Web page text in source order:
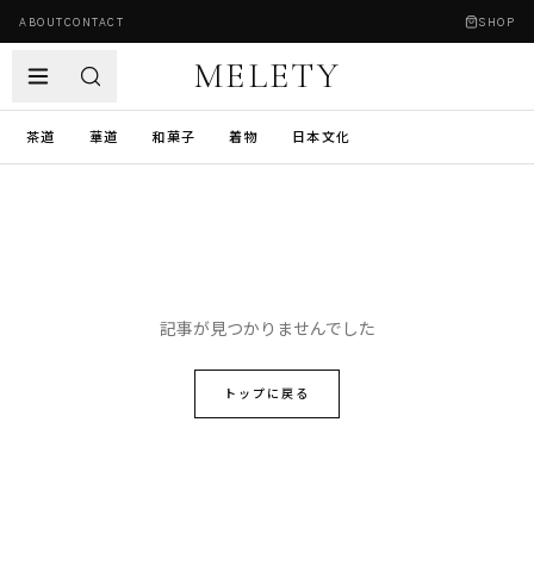
ABOUTCONTACT SHOP
MELETY
茶道 華道 和菓子 着物 日本文化
記事が見つかりませんでした
トップに戻る